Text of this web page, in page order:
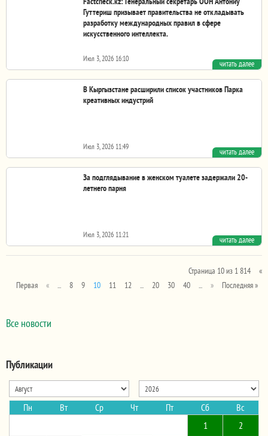
Factcheck.kz: Генеральный секретарь ООН Антониу
Гуттериш призывает правительства не откладывать
разработку международных правил в сфере
искусственного интеллекта.
Июл 3, 2026 16:10
Эксперты организации, среди прочего, обращают
внимание на риски дезинформации и угодливого...
читать далее
В Кыргызстане расширили список участников Парка
креативных индустрий
Июл 3, 2026 11:49
Кабмин внес изменения в положение о Парке креативных
индустрий, расширив перечень видов...
читать далее
За подглядывание в женском туалете задержали 20-
летнего парня
Июл 3, 2026 11:21
Видео с инцидентом распространилось в социальных сетях.
Сам молодой человек утверждал, что по...
читать далее
Страница 10 из 1 814
«
Первая
« ... 8 9 10 11 12 ... 20 30 40 ... » Последняя »
Все новости
Публикации
Пн Вт Ср Чт Пт Сб
Вс
1
2